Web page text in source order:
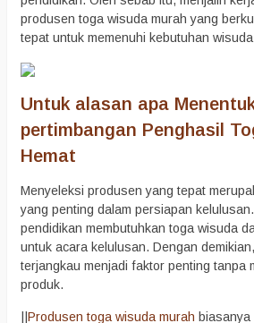
produsen toga wisuda murah yang
tepat untuk memenuhi kebutuhan
Untuk alasan apa
pertimbangan Penghasil
Hemat
Menyeleksi produsen yang tepat
yang penting dalam persiapan
pendidikan membutuhkan toga wisuda
untuk acara kelulusan. Dengan
terjangkau menjadi faktor penting tanpa
produk.
||Produsen toga wisuda murah biasanya